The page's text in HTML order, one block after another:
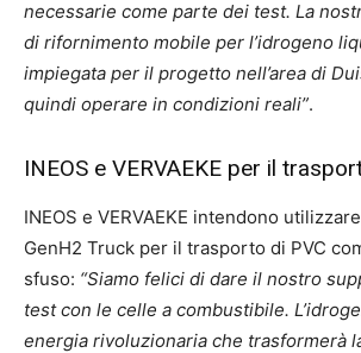
necessarie come parte dei test. La
di rifornimento mobile per l’idrogeno
impiegata per il progetto nell’area di
quindi operare in condizioni reali”.
INEOS e VERVAEKE per il
INEOS e VERVAEKE intendono
GenH2 Truck per il trasporto di PVC
sfuso: “Siamo felici di dare il nostro
test con le celle a combustibile.
energia rivoluzionaria che trasformerà